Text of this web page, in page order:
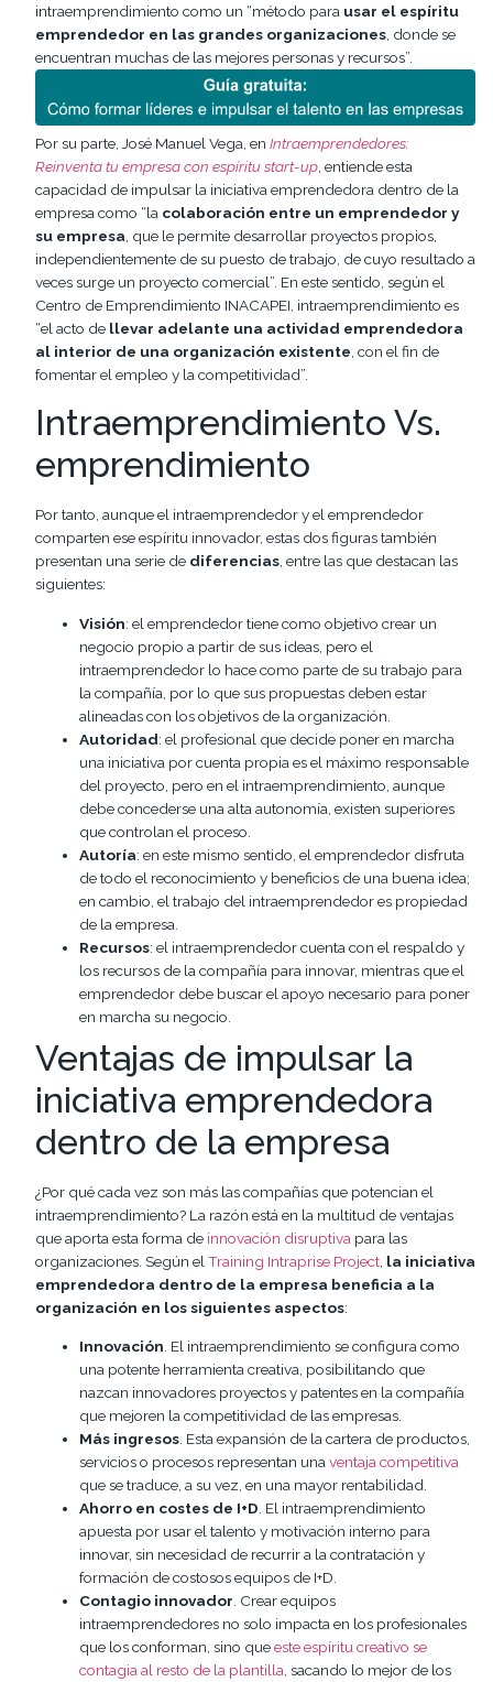
intraemprendimiento como un “método para usar el espíritu
emprendedor en las grandes organizaciones , donde se
encuentran muchas de las mejores personas y recursos”.
Por su parte, José Manuel Vega, en Intraemprendedores:
Reinventa tu empresa con espíritu start-up , entiende esta
capacidad de impulsar la iniciativa emprendedora dentro de la
empresa como “la colaboración entre un emprendedor y
su empresa , que le permite desarrollar proyectos propios,
independientemente de su puesto de trabajo, de cuyo resultado a
veces surge un proyecto comercial”. En este sentido, según el
Centro de Emprendimiento INACAPEI, intraemprendimiento es
“el acto de llevar adelante una actividad emprendedora
al interior de una organización existente , con el fin de
fomentar el empleo y la competitividad”.
Intraemprendimiento Vs.
emprendimiento
Por tanto, aunque el intraemprendedor y el emprendedor
comparten ese espíritu innovador, estas dos figuras también
presentan una serie de diferencias, entre las que destacan las
siguientes:
Visión: el emprendedor tiene como objetivo crear un
negocio propio a partir de sus ideas, pero el
intraemprendedor lo hace como parte de su trabajo para
la compañía, por lo que sus propuestas deben estar
alineadas con los objetivos de la organización.
Autoridad: el profesional que decide poner en marcha
una iniciativa por cuenta propia es el máximo responsable
del proyecto, pero en el intraemprendimiento, aunque
debe concederse una alta autonomía, existen superiores
que controlan el proceso.
Autoría: en este mismo sentido, el emprendedor disfruta
de todo el reconocimiento y beneficios de una buena idea;
en cambio, el trabajo del intraemprendedor es propiedad
de la empresa.
Recursos: el intraemprendedor cuenta con el respaldo y
los recursos de la compañía para innovar, mientras que el
emprendedor debe buscar el apoyo necesario para poner
en marcha su negocio.
Ventajas de impulsar la
iniciativa emprendedora
dentro de la empresa
¿Por qué cada vez son más las compañías que potencian el
intraemprendimiento? La razón está en la multitud de ventajas
que aporta esta forma de innovación disruptiva para las
organizaciones. Según el Training Intraprise Project la iniciativa
emprendedora dentro de la empresa beneficia a la
organización en los siguientes aspectos:
Innovación. El intraemprendimiento se configura como
una potente herramienta creativa, posibilitando que
nazcan innovadores proyectos y patentes en la compañía
que mejoren la competitividad de las empresas.
Más ingresos. Esta expansión de la cartera de productos,
servicios o procesos representan unaventaja competitiva
que se traduce, a su vez, en una mayor rentabilidad.
Ahorro en costes de I+D. El intraemprendimiento
apuesta por usar el talento y motivación interno para
innovar, sin necesidad de recurrir a la contratación y
formación de costosos equipos de I+D.
Contagio innovador. Crear equipos
intraemprendedores no solo impacta en los profesionales
que los conforman, sino queeste espíritu creativo se
contagia al resto de la plantilla, sacando lo mejor de los